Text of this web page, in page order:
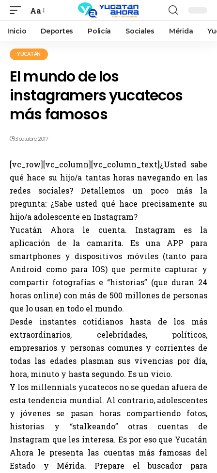
Aa
Inicio Deportes Policía Sociales Mérida
YUCATÁN
El mundo de los
instagramers yucatecos
más famosos
3 octubre, 2017
[vc_row][vc_column][vc_column_text]¿Usted sabe
qué hace su hijo/a tantas horas navegando en las
redes sociales? Detallemos un poco más la
pregunta: ¿Sabe usted qué hace precisamente su
hijo/a adolescente en Instagram?
Yucatán Ahora le cuenta. Instagram es la
aplicación de la camarita. Es una APP para
smartphones y dispositivos móviles (tanto para
Android como para IOS) que permite capturar y
compartir fotografías e “historias” (que duran 24
horas online) con más de 500 millones de personas
que lo usan en todo el mundo.
Desde instantes cotidianos hasta de los más
extraordinarios, celebridades, políticos,
empresarios y personas comunes y corrientes de
todas las edades plasman sus vivencias por día,
hora, minuto y hasta segundo. Es un vicio.
Y los millennials yucatecos no se quedan afuera de
esta tendencia mundial. Al contrario, adolescentes
y jóvenes se pasan horas compartiendo fotos,
historias y “stalkeando” otras cuentas de
Instagram que les interesa. Es por eso que Yucatán
Ahora le presenta las cuentas más famosas del
Estado y Mérida. Prepare el buscador para